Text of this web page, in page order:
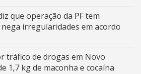
que operação da PF tem
irregularidades em acordo
tráfico de drogas em Novo
1,7 kg de maconha e cocaína